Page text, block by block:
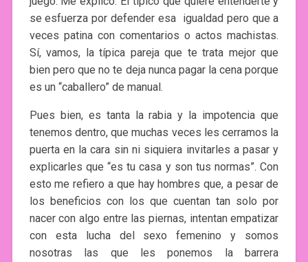
se esfuerza por defender esa igualdad pero que a
veces patina con comentarios o actos machistas.
Sí, vamos, la típica pareja que te trata mejor que
bien pero que no te deja nunca pagar la cena porque
es un “caballero” de manual.
Pues bien, es tanta la rabia y la impotencia que
tenemos dentro, que muchas veces les cerramos la
puerta en la cara sin ni siquiera invitarles a pasar y
explicarles que “es tu casa y son tus normas”. Con
esto me refiero a que hay hombres que, a pesar de
los beneficios con los que cuentan tan solo por
nacer con algo entre las piernas, intentan empatizar
con esta lucha del sexo femenino y somos
nosotras las que les ponemos la barrera